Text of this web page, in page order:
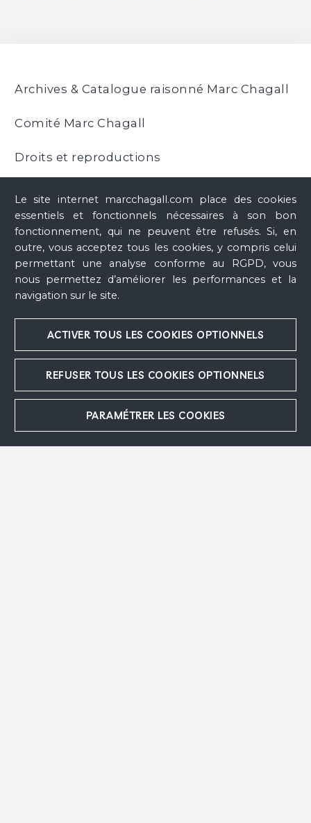
Le site internet marcchagall.com place des cookies
essentiels et fonctionnels nécessaires à son bon
fonctionnement, qui ne peuvent être refusés. Si, en
outre, vous acceptez tous les cookies, y compris celui
permettant une analyse conforme au RGPD, vous
nous permettez d’améliorer les performances et la
navigation sur le site.
ACTIVER TOUS LES COOKIES OPTIONNELS
REFUSER TOUS LES COOKIES OPTIONNELS
PARAMÉTRER LES COOKIES
Archives & Catalogue raisonné Marc Chagall
Comité Marc Chagall
Droits et reproductions
Suivez-nous
Contact
Espace presse
Remerciements